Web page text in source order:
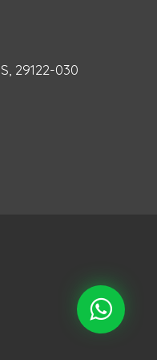
29122-030